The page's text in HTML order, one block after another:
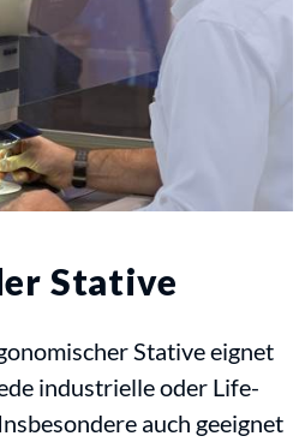
Stative
Stative eignet
industrielle oder Life-
Insbesondere auch geeignet